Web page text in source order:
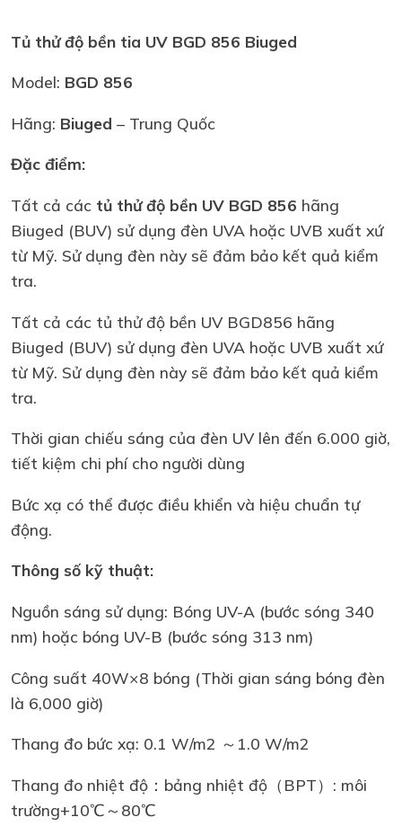
Tủ thử độ bền tia UV BGD 856 Biuged
Model: BGD 856
Hãng: Biuged – Trung Quốc
Đặc điểm:
Tất cả các tủ thử độ bền UV BGD 856 hãng
Biuged (BUV) sử dụng đèn UVA hoặc UVB xuất xứ
từ Mỹ. Sử dụng đèn này sẽ đảm bảo kết quả kiểm
tra.
Tất cả các tủ thử độ bền UV BGD856 hãng
Biuged (BUV) sử dụng đèn UVA hoặc UVB xuất xứ
từ Mỹ. Sử dụng đèn này sẽ đảm bảo kết quả kiểm
tra.
Thời gian chiếu sáng của đèn UV lên đến 6.000 giờ,
tiết kiệm chi phí cho người dùng
Bức xạ có thể được điều khiển và hiệu chuẩn tự
động.
Thông số kỹ thuật:
Nguồn sáng sử dụng: Bóng UV-A (bước sóng 340
nm) hoặc bóng UV-B (bước sóng 313 nm)
Công suất 40W×8 bóng (Thời gian sáng bóng đèn
là 6,000 giờ)
Thang đo bức xạ: 0.1 W/m2 ～1.0 W/m2
Thang đo nhiệt độ：bảng nhiệt độ（BPT）: môi
trường+10℃～80℃